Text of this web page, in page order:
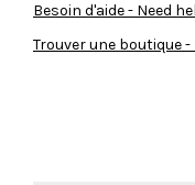
Besoin d'aide - Need
Trouver une boutique